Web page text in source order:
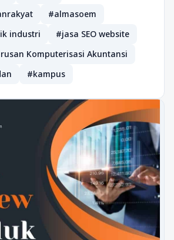
#almasoem
industri
#jasa SEO website
Komputerisasi Akuntansi
#kampus